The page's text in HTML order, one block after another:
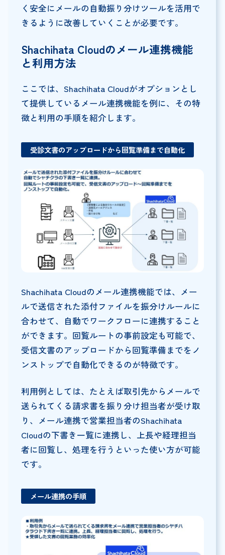
く安全にメールの自動振り分けツールを活用で
きるように改善していくことが必要です。
Shachihata Cloudのメール連携機能
と利用方法
ここでは、Shachihata Cloudがオプションとし
て提供しているメール連携機能を例に、その特
徴と利用の手順を紹介します。
受診文書のアップロードから回覧準備まで自動化
Shachihata Cloudのメール連携機能では、メー
ルで送信された添付ファイルを振分けルールに
合わせて、自動でワークフローに連携すること
ができます。回覧ルートの事前設定も可能で、
受信文書のアップロードから回覧準備までをノ
ンストップで自動化できるのが特徴です。
利用例としては、たとえば取引先からメールで
送られてくる請求書を振り分け担当者が受け取
り、メール連携で営業担当者のShachihata
Cloudの下書き一覧に連携し、上長や経理担当
者に回覧し、処理を行うといった使い方が可能
です。
メール連携の手順